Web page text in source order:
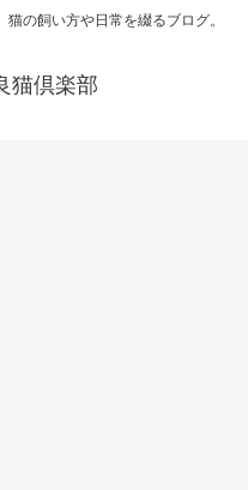
の飼い方や日常を綴るブログ。
猫倶楽部